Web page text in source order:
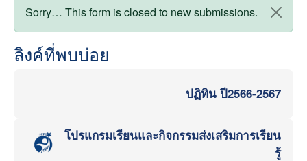
สถานะข้อความ
Sorry… This form is closed to new submissions.
ลิงค์ที่พบบ่อย
ปฏิทิน ปี2566-2567
โปรแกรมเรียนและกิจกรรมส่งเสริมการเรียน
รู้